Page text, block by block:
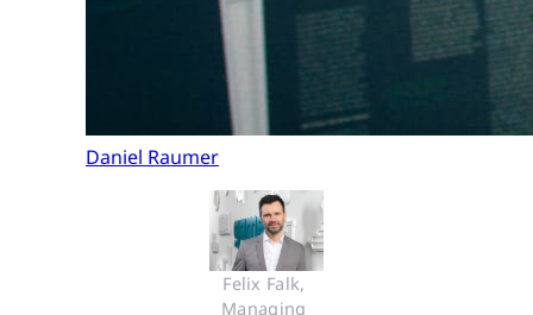
Daniel Raumer
Felix Falk,
Managing